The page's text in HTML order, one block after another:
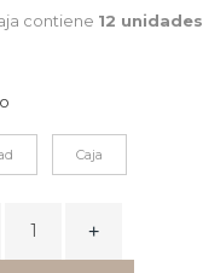
contiene 12 unidades
Caja